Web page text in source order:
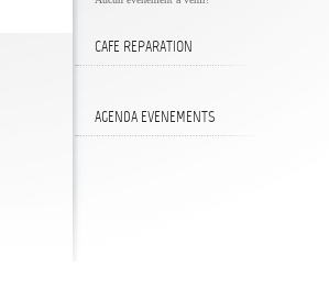
CAFE REPARATION
AGENDA EVENEMENTS